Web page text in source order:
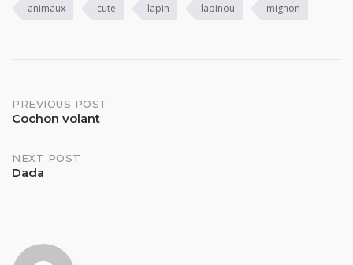
animaux cute lapin lapinou mignon
Post
PREVIOUS POST
Cochon volant
NEXT POST
Dada